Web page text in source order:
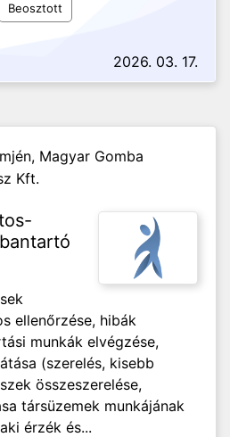
Beosztott
2026. 03. 17.
Magyar Gomba
Kft.
ellenőrzése, hibák
munkák elvégzése,
(szerelés, kisebb
összeszerelése,
társüzemek munkájának
érzék és...